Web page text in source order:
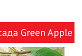
Green Apple